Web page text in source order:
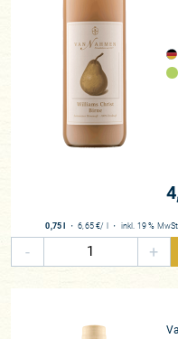
0,75 l ・6,65 €/ l ・ inkl. 19 % MwSt.
- +